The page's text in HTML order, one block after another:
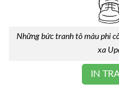
Những bức tranh tô màu phi
xa
IN